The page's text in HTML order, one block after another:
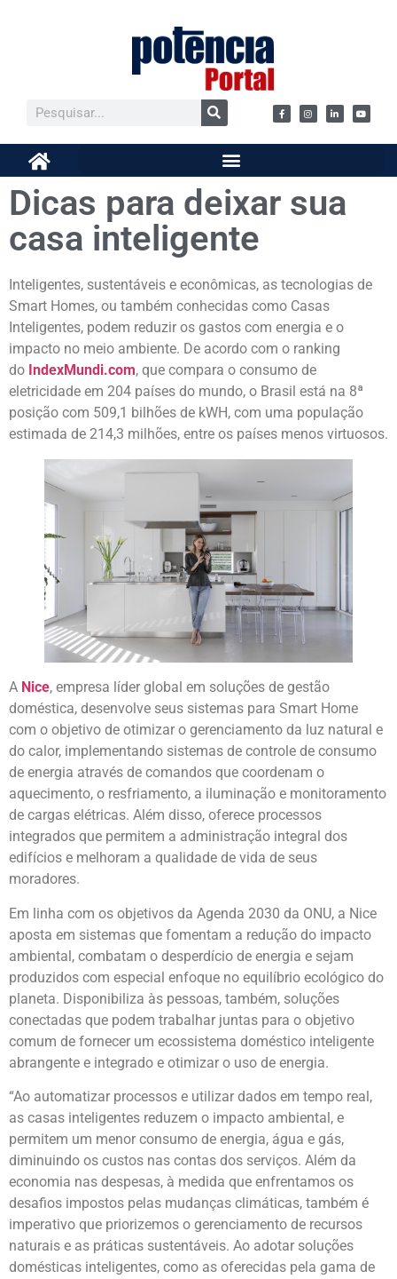
Dicas para deixar sua
casa inteligente
Inteligentes, sustentáveis e econômicas, as tecnologias de
Smart Homes, ou também conhecidas como Casas
Inteligentes, podem reduzir os gastos com energia e o
impacto no meio ambiente. De acordo com o ranking
do IndexMundi.com, que compara o consumo de
eletricidade em 204 países do mundo, o Brasil está na 8ª
posição com 509,1 bilhões de kWH, com uma população
estimada de 214,3 milhões, entre os países menos virtuosos.
A Nice, empresa líder global em soluções de gestão
doméstica, desenvolve seus sistemas para Smart Home
com o objetivo de otimizar o gerenciamento da luz natural e
do calor, implementando sistemas de controle de consumo
de energia através de comandos que coordenam o
aquecimento, o resfriamento, a iluminação e monitoramento
de cargas elétricas. Além disso, oferece processos
integrados que permitem a administração integral dos
edifícios e melhoram a qualidade de vida de seus
moradores.
Em linha com os objetivos da Agenda 2030 da ONU, a Nice
aposta em sistemas que fomentam a redução do impacto
ambiental, combatam o desperdício de energia e sejam
produzidos com especial enfoque no equilíbrio ecológico do
planeta. Disponibiliza às pessoas, também, soluções
conectadas que podem trabalhar juntas para o objetivo
comum de fornecer um ecossistema doméstico inteligente
abrangente e integrado e otimizar o uso de energia.
“Ao automatizar processos e utilizar dados em tempo real,
as casas inteligentes reduzem o impacto ambiental, e
permitem um menor consumo de energia, água e gás,
diminuindo os custos nas contas dos serviços. Além da
economia nas despesas, à medida que enfrentamos os
desafios impostos pelas mudanças climáticas, também é
imperativo que priorizemos o gerenciamento de recursos
naturais e as práticas sustentáveis. Ao adotar soluções
domésticas inteligentes, como as oferecidas pela gama de